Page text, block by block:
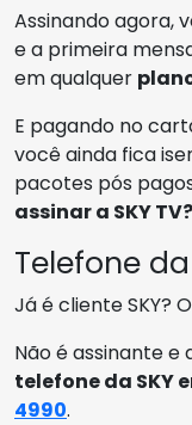
Assinando agora,
e a primeira
em qualquer
E pagando no
você ainda fica
pacotes pós
assinar a SKY TV?
Telefone
Já é cliente SKY?
Não é assinante e
telefone da SKY
4990.